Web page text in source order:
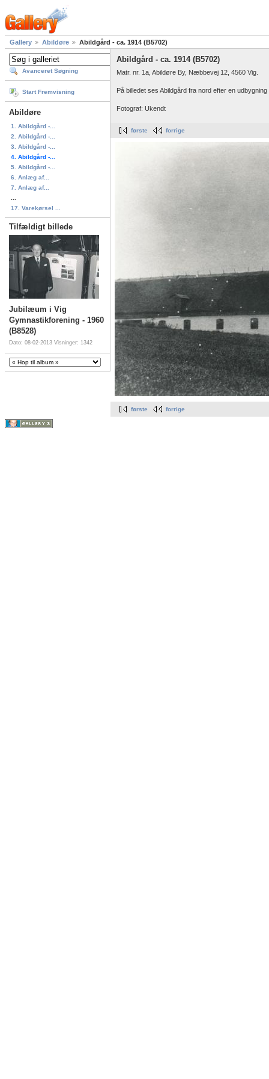
Gallery Abildøre Abildgård - ca. 1914 (B5702)
Avanceret Søgning
Start Fremvisning
Abildøre
1. Abildgård -...
2. Abildgård -...
3. Abildgård -...
4. Abildgård -...
5. Abildgård -...
6. Anlæg af...
7. Anlæg af...
17. Varekørsel ...
Tilfældigt billede
Jubilæum i Vig
Gymnastikforening - 1960
(B8528)
Dato: 08-02-2013 Visninger: 1342
Abildgård - ca. 1914 (B5702)
Matr. nr. 1a, Abildøre By, Næbbevej 12, 4560 Vig.
På billedet ses Abildgård fra nord efter en
Fotograf: Ukendt
første forrige
første forrige